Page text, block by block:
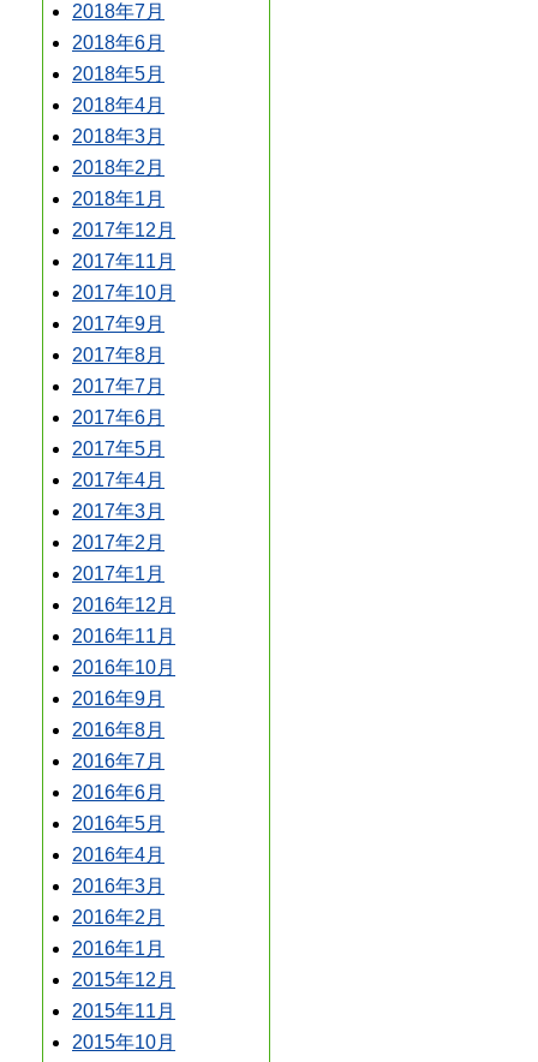
2018年7月
2018年6月
2018年5月
2018年4月
2018年3月
2018年2月
2018年1月
2017年12月
2017年11月
2017年10月
2017年9月
2017年8月
2017年7月
2017年6月
2017年5月
2017年4月
2017年3月
2017年2月
2017年1月
2016年12月
2016年11月
2016年10月
2016年9月
2016年8月
2016年7月
2016年6月
2016年5月
2016年4月
2016年3月
2016年2月
2016年1月
2015年12月
2015年11月
2015年10月